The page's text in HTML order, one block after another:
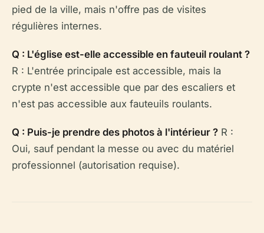
pied de la ville, mais n'offre pas de visites
régulières internes.
Q : L'église est-elle accessible en fauteuil roulant ?
R : L'entrée principale est accessible, mais la
crypte n'est accessible que par des escaliers et
n'est pas accessible aux fauteuils roulants.
Q : Puis-je prendre des photos à l'intérieur ? R :
Oui, sauf pendant la messe ou avec du matériel
professionnel (autorisation requise).